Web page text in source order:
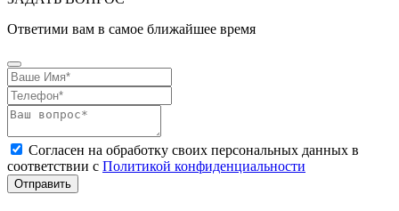
Ответими вам в самое ближайшее время
Согласен на обработку своих персональных данных в
соответствии с Политикой конфиденциальности
Отправить